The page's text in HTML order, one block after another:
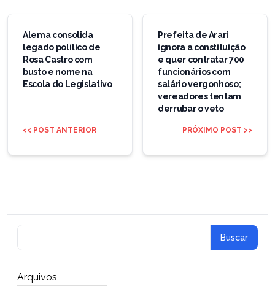
Navegação
Post
Alema consolida
legado político de
Rosa Castro com
busto e nome na
Escola do Legislativo
<< POST ANTERIOR
Prefeita de Arari
ignora a constituição
e quer contratar 700
funcionários com
salário vergonhoso;
vereadores tentam
derrubar o veto
PRÓXIMO POST >>
Arquivos